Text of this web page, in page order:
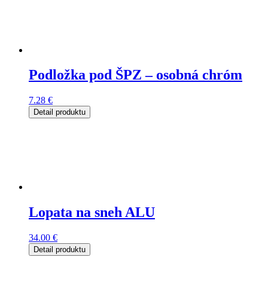
Podložka pod ŠPZ – osobná chróm
7.28 €
Detail produktu
Lopata na sneh ALU
34.00 €
Detail produktu